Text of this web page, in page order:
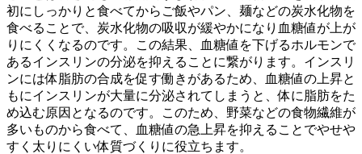
初にしっかりと食べてからご飯やパン、麺などの炭水化物を
食べることで、炭水化物の吸収が緩やかになり血糖値が上が
りにくくなるのです。この結果、血糖値を下げるホルモンで
あるインスリンの分泌を抑えることに繋がります。インスリ
ンには体脂肪の合成を促す働きがあるため、血糖値の上昇と
もにインスリンが大量に分泌されてしまうと、体に脂肪をた
め込む原因となるのです。このため、野菜などの食物繊維が
多いものから食べて、血糖値の急上昇を抑えることでやせや
すく太りにくい体質づくりに役立ちます。